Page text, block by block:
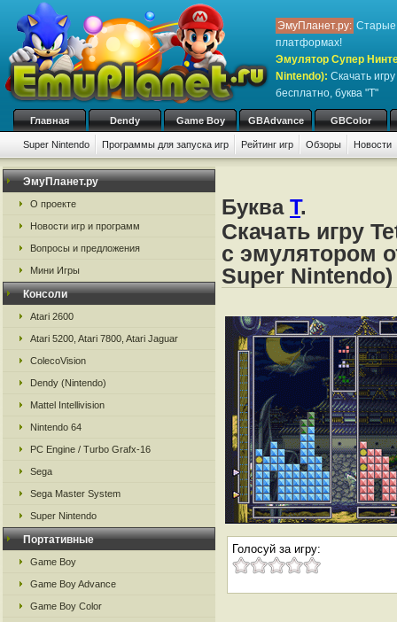
ЭмуПланет.ру: Старые
платформах!
Эмулятор Супер
Nintendo): Скачать игру
бесплатно, буква "T"
Главная Dendy Game Boy GBAdvance GBColor
Super Nintendo Программы для запуска игр Рейтинг игр Обзоры Новости
Игры: # A B C D E F G H I
ЭмуПланет.ру
О проекте
Новости игр и программ
Вопросы и предложения
Мини Игры
Консоли
Atari 2600
Atari 5200, Atari 7800, Atari Jaguar
ColecoVision
Dendy (Nintendo)
Mattel Intellivision
Nintendo 64
PC Engine / Turbo Grafx-16
Sega
Sega Master System
Super Nintendo
Портативные
Game Boy
Game Boy Advance
Game Boy Color
Буква T.
Скачать игру
с эмулятором
Super Nintendo)
Голосуй за игру: